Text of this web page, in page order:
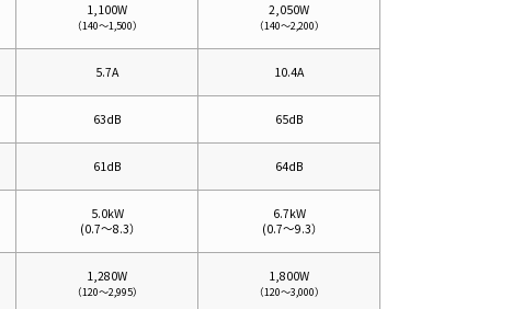
1,100W
（140～1,500）
2,050W
（140～2,200）
5.7A 10.4A
63dB 65dB
61dB 64dB
5.0kW
(0.7～8.3）
6.7kW
(0.7～9.3）
1,280W
（120～2,995）
1,800W
（120～3,000）